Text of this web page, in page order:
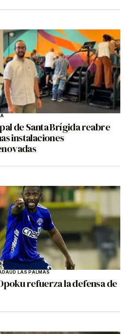
de Santa Brígida reabre
instalaciones
UD LAS PALMAS
refuerza la defensa de